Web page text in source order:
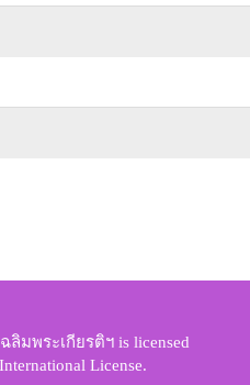
ลิมพระเกียรติฯ is licensed
License.